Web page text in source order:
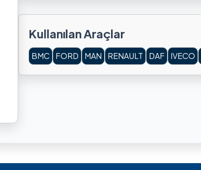
Kullanılan Araçlar
BMC FORD MAN RENAULT DAF IVECO